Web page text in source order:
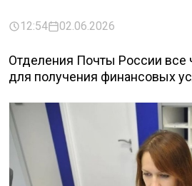
12:54 02.06.2026
Отделения Почты России все
для получения финансовых